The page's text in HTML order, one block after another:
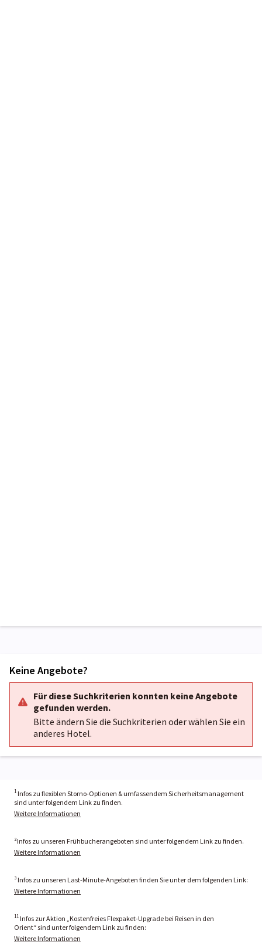
Keine Angebote?
Für diese Suchkriterien konnten keine Angebote
gefunden werden.
Bitte ändern Sie die Suchkriterien oder wählen Sie ein
anderes Hotel.
1 Infos zu flexiblen Storno-Optionen & umfassendem Sicherheitsmanagement
sind unter folgendem Link zu finden.
Weitere Informationen
²Infos zu unseren Frühbucherangeboten sind unter folgendem Link zu finden.
Weitere Informationen
³ Infos zu unseren Last-Minute-Angeboten finden Sie unter dem folgenden Link:
Weitere Informationen
11 Infos zur Aktion „Kostenfreies Flexpaket-Upgrade bei Reisen in den
Orient“ sind unter folgendem Link zu finden:
Weitere Informationen